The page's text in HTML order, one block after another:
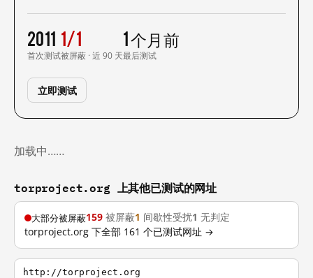
2011
首次测试
1/1
被屏蔽 · 近 90 天
1 个月前
最后测试
立即测试
加载中……
torproject.org 上其他已测试的网址
大部分被屏蔽159 被屏蔽1 间歇性受扰1 无判定
torproject.org 下全部 161 个已测试网址 →
http://torproject.org